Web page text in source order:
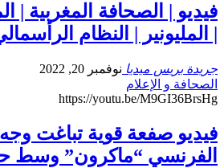
فيديو | الصحافة المغربية |
| المليونير | النظام
جريدة بريس ميديا نوفمبر 20, 2022
الصحافة و الإعلام
https://youtu.be/M9GI36BrsHg
فيديو صفعة قوية تباغت
الفرنسي “ماكرون” وسط